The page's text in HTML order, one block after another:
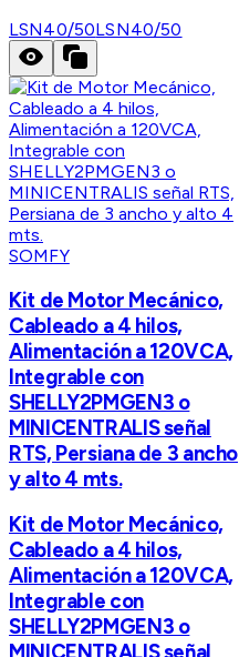
LSN40/50LSN40/50
SOMFY
Kit de Motor Mecánico,
Cableado a 4 hilos,
Alimentación a 120VCA,
Integrable con
SHELLY2PMGEN3 o
MINICENTRALIS señal
RTS, Persiana de 3 ancho
y alto 4 mts.
Kit de Motor Mecánico,
Cableado a 4 hilos,
Alimentación a 120VCA,
Integrable con
SHELLY2PMGEN3 o